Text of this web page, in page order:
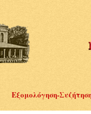
Εξομολόγηση-